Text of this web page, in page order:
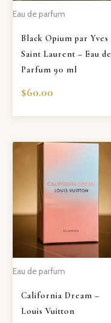
Eau de parfum
Black Opium par Yves
Saint Laurent – Eau de
Parfum 90 ml
$60.00
Eau de parfum
California Dream –
Louis Vuitton